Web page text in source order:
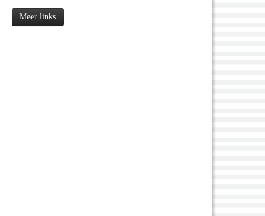
Meer links